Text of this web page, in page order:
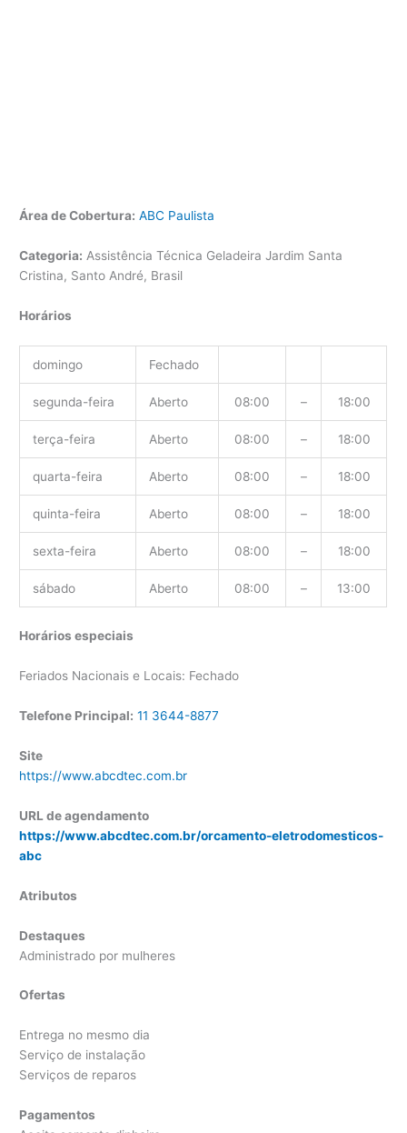
Área de Cobertura: ABC Paulista
Categoria: Assistência Técnica Geladeira Jardim Santa
Cristina, Santo André, Brasil
Horários
domingo Fechado
segunda-feira Aberto 08:00 – 18:00
terça-feira Aberto 08:00 – 18:00
quarta-feira Aberto 08:00 – 18:00
quinta-feira Aberto 08:00 – 18:00
sexta-feira Aberto 08:00 – 18:00
sábado Aberto 08:00 – 13:00
Horários especiais
Feriados Nacionais e Locais: Fechado
Telefone Principal: 11 3644-8877
Site
https://www.abcdtec.com.br
URL de agendamento
https://www.abcdtec.com.br/orcamento-eletrodomesticos-
abc
Atributos
Destaques
Administrado por mulheres
Ofertas
Entrega no mesmo dia
Serviço de instalação
Serviços de reparos
Pagamentos